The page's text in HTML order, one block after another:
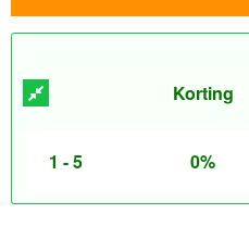
Korting
1 - 5 0%